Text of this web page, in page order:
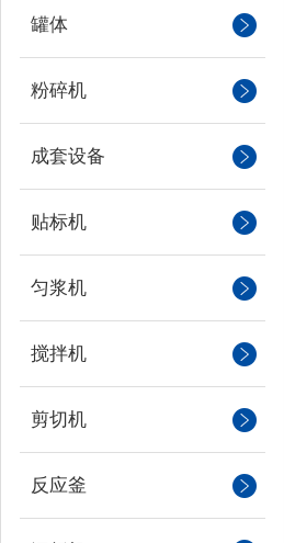
罐体
粉碎机
成套设备
贴标机
匀浆机
搅拌机
剪切机
反应釜